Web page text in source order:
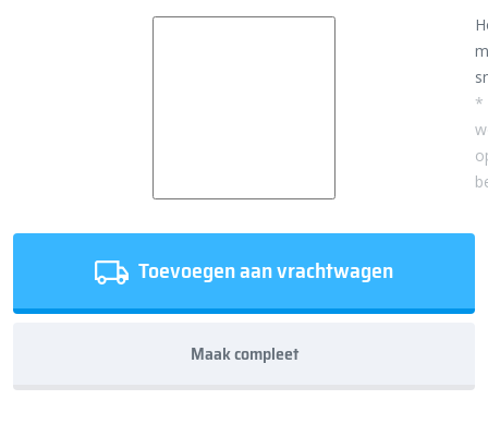
*
Toevoegen aan vrachtwagen
Maak compleet